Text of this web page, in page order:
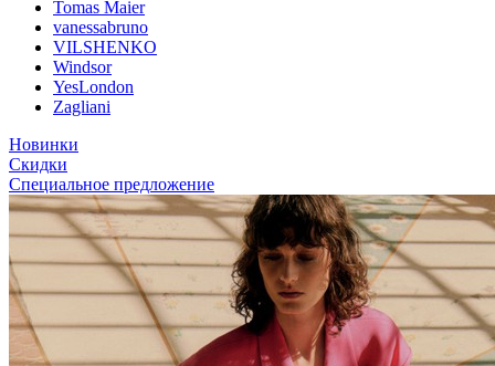
Tomas Maier
vanessabruno
VILSHENKO
Windsor
YesLondon
Zagliani
Новинки
Скидки
Специальное предложение